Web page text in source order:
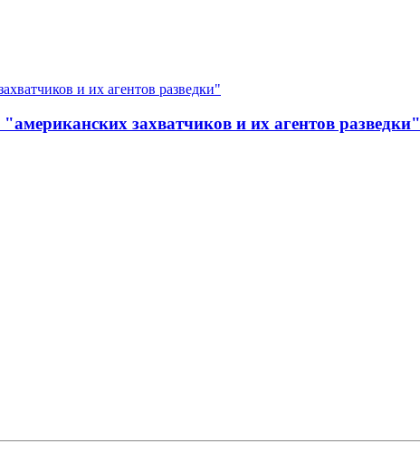
захватчиков и их агентов разведки"